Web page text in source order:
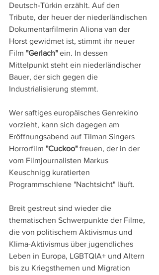
Deutsch-Türkin erzählt. Auf den
Tribute, der heuer der niederländischen
Dokumentarfilmerin Aliona van der
Horst gewidmet ist, stimmt ihr neuer
Film "Gerlach" ein. In dessen
Mittelpunkt steht ein niederländischer
Bauer, der sich gegen die
Industrialisierung stemmt.
Wer saftiges europäisches Genrekino
vorzieht, kann sich dagegen am
Eröffnungsabend auf Tilman Singers
Horrorfilm "Cuckoo" freuen, der in der
vom Filmjournalisten Markus
Keuschnigg kuratierten
Programmschiene "Nachtsicht" läuft.
Breit gestreut sind wieder die
thematischen Schwerpunkte der Filme,
die von politischem Aktivismus und
Klima-Aktivismus über jugendliches
Leben in Europa, LGBTQIA+ und Altern
bis zu Kriegsthemen und Migration